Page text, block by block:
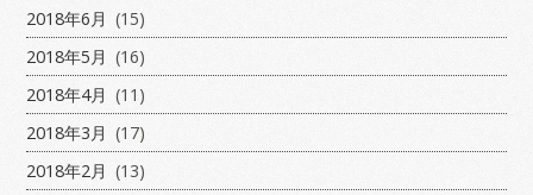
2018年6月 (15)
2018年5月 (16)
2018年4月 (11)
2018年3月 (17)
2018年2月 (13)